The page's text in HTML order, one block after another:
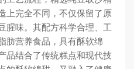
上完全不同，不仅保留了原
腥味。其配方科学合理、工
肪营养食品，具有酥软绵
品结合了传统糕点和现代技